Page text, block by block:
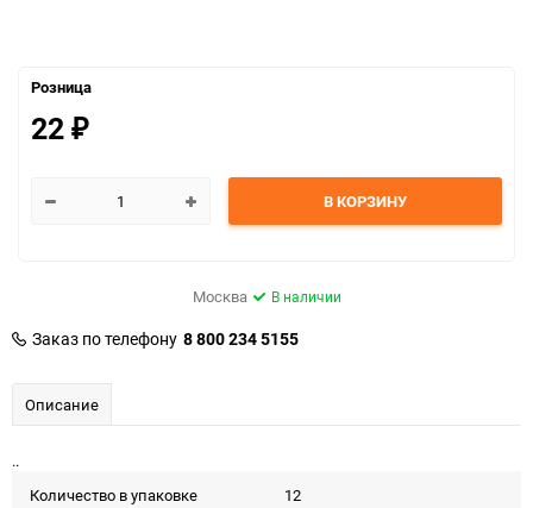
Розница
22 ₽
В КОРЗИНУ
Москва В наличии
Заказ по телефону 8 800 234 5155
Описание
..
Количество в упаковке
12